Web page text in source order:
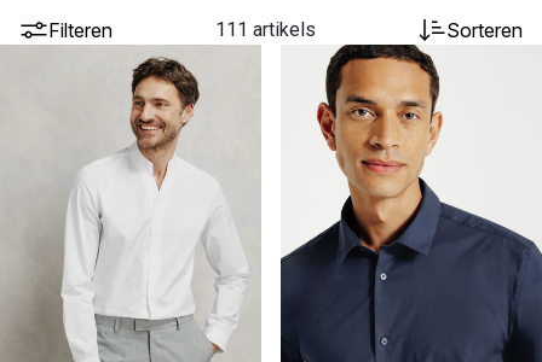
Filteren 111 artikels Sorteren